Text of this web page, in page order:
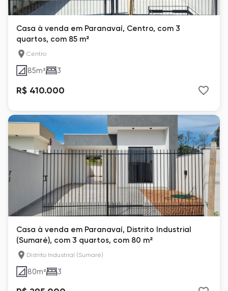
Casa à venda em Paranavaí, Centro, com 3
quartos, com 85 m²
Centro
85m² 3
R$ 410.000
Casa à venda em Paranavaí, Distrito Industrial
(Sumaré), com 3 quartos, com 80 m²
Distrito Industrial (Sumaré)
80m² 3